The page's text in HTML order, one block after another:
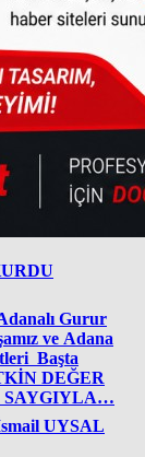
Gurur
ve Adana
Başta
DEĞER
SAYGIYLA…
UYSAL